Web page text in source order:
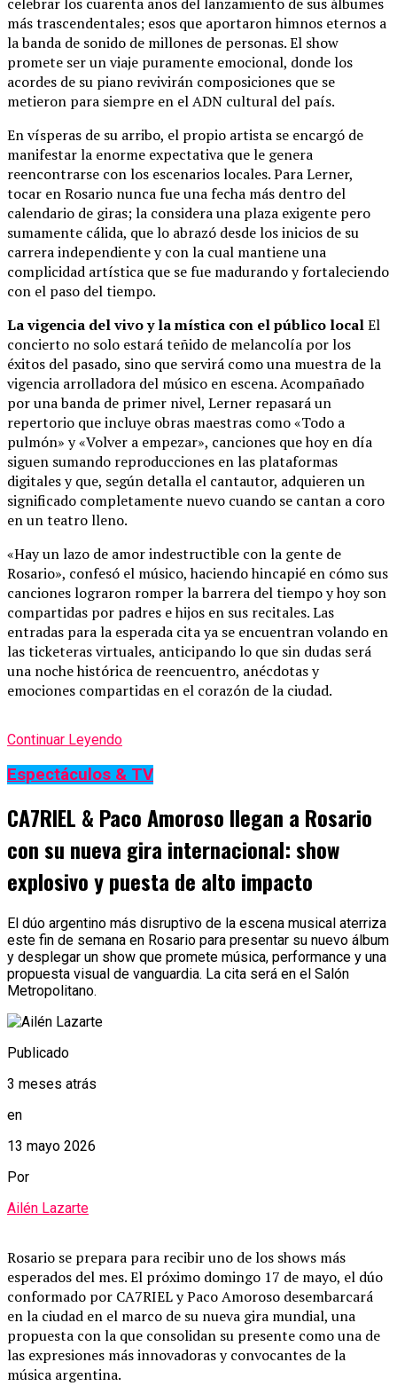
más trascendentales; esos que aportaron himnos eternos a
la banda de sonido de millones de personas. El show
promete ser un viaje puramente emocional, donde los
acordes de su piano revivirán composiciones que se
metieron para siempre en el ADN cultural del país.
En vísperas de su arribo, el propio artista se encargó de
manifestar la enorme expectativa que le genera
reencontrarse con los escenarios locales. Para Lerner,
tocar en Rosario nunca fue una fecha más dentro del
calendario de giras; la considera una plaza exigente pero
sumamente cálida, que lo abrazó desde los inicios de su
carrera independiente y con la cual mantiene una
complicidad artística que se fue madurando y fortaleciendo
con el paso del tiempo.
La vigencia del vivo y la mística con el público localEl
concierto no solo estará teñido de melancolía por los
éxitos del pasado, sino que servirá como una muestra de la
vigencia arrolladora del músico en escena. Acompañado
por una banda de primer nivel, Lerner repasará un
repertorio que incluye obras maestras como «Todo a
pulmón» y «Volver a empezar», canciones que hoy en día
siguen sumando reproducciones en las plataformas
digitales y que, según detalla el cantautor, adquieren un
significado completamente nuevo cuando se cantan a coro
en un teatro lleno.
«Hay un lazo de amor indestructible con la gente de
Rosario», confesó el músico, haciendo hincapié en cómo sus
canciones lograron romper la barrera del tiempo y hoy son
compartidas por padres e hijos en sus recitales. Las
entradas para la esperada cita ya se encuentran volando en
las ticketeras virtuales, anticipando lo que sin dudas será
una noche histórica de reencuentro, anécdotas y
emociones compartidas en el corazón de la ciudad.
Continuar Leyendo
Espectáculos & TV
CA7RIEL & Paco Amoroso llegan a Rosario
con su nueva gira internacional: show
explosivo y puesta de alto impacto
El dúo argentino más disruptivo de la escena musical aterriza
este fin de semana en Rosario para presentar su nuevo álbum
y desplegar un show que promete música, performance y una
propuesta visual de vanguardia. La cita será en el Salón
Metropolitano.
Publicado
3 meses atrás
en
13 mayo 2026
Por
Ailén Lazarte
Rosario se prepara para recibir uno de los shows más
esperados del mes. El próximo domingo 17 de mayo, el dúo
conformado por CA7RIELyPaco Amoroso desembarcará
en la ciudad en el marco de su nueva gira mundial, una
propuesta con la que consolidan su presente como una de
las expresiones más innovadoras y convocantes de la
música argentina.